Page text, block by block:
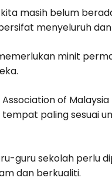
masih belum
menyeluruh
minit
of
paling sesuai
guru sekolah perlu
dan berkualiti.